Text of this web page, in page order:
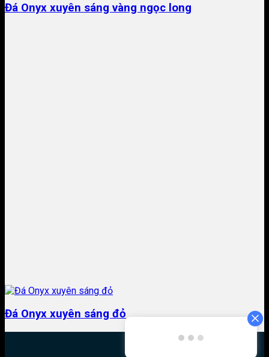
Đá Onyx xuyên sáng vàng ngọc long
Đá Onyx xuyên sáng đỏ